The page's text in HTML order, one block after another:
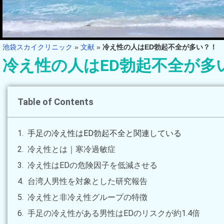
池袋スカイクリニック » 文献 » 冷え性の人はED勃起不全が多い？！
冷え性の人はED勃起不全が多
Table of Contents
手足の冷え性はED勃起不全と関連している
冷え性とは｜寒冷過敏症
冷え性はEDの危険因子を低減させる
台湾人男性を対象とした研究報告
冷え性と非冷え性グループの特徴
手足の冷え性がある男性はEDのリスクが約1.4倍